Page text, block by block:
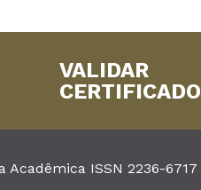
VALIDAR
CERTIFICADO
Acadêmica ISSN 2236-6717